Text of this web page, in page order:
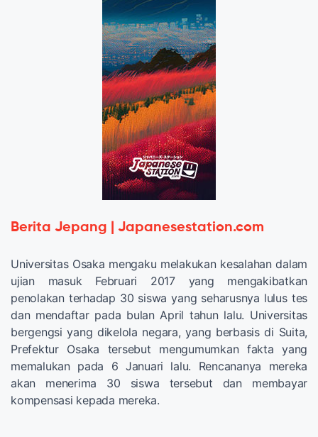
Berita Jepang | Japanesestation.com
Universitas Osaka mengaku melakukan kesalahan dalam
ujian masuk Februari 2017 yang mengakibatkan
penolakan terhadap 30 siswa yang seharusnya lulus tes
dan mendaftar pada bulan April tahun lalu. Universitas
bergengsi yang dikelola negara, yang berbasis di Suita,
Prefektur Osaka tersebut mengumumkan fakta yang
memalukan pada 6 Januari lalu. Rencananya mereka
akan menerima 30 siswa tersebut dan membayar
kompensasi kepada mereka.